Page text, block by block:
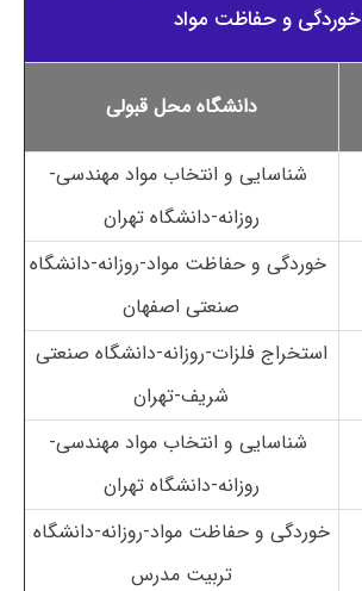
خوردگی و حفاظت مواد
دانشگاه محل قبولی
شناسایی و انتخاب مواد مهندسی-
روزانه-دانشگاه تهران
خوردگی و حفاظت مواد-روزانه-دانشگاه
صنعتی اصفهان
استخراج فلزات-روزانه-دانشگاه صنعتی
شریف-تهران
شناسایی و انتخاب مواد مهندسی-
روزانه-دانشگاه تهران
خوردگی و حفاظت مواد-روزانه-دانشگاه
تربیت مدرس